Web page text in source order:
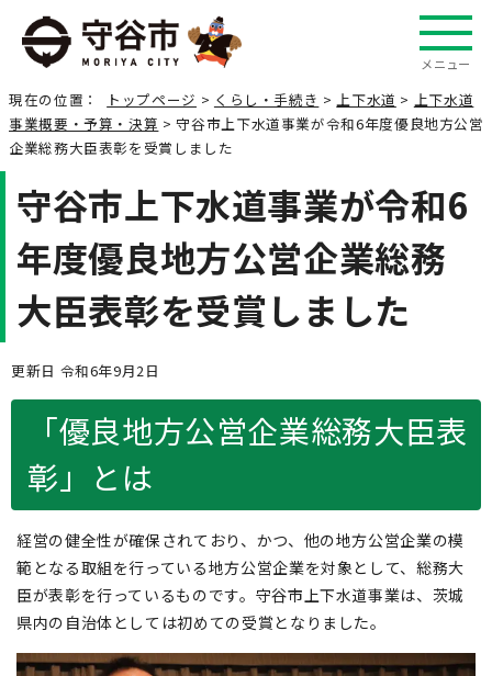
メニュー
現在の位置： トップページ > くらし・手続き >上下水道 > 上下水道
事業概要・予算・決算 > 守谷市上下水道事業が令和6年度優良地方公営
企業総務大臣表彰を受賞しました
守谷市上下水道事業が令和6
年度優良地方公営企業総務
大臣表彰を受賞しました
更新日 令和6年9月2日
「優良地方公営企業総務大臣表
彰」とは
経営の健全性が確保されており、かつ、他の地方公営企業の模
範となる取組を行っている地方公営企業を対象として、総務大
臣が表彰を行っているものです。守谷市上下水道事業は、茨城
県内の自治体としては初めての受賞となりました。